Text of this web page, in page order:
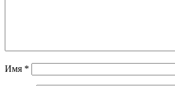
Имя *